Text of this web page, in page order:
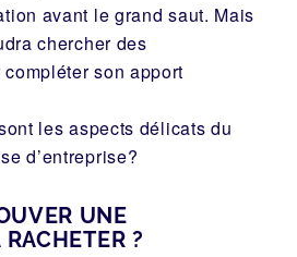
avant le grand saut. Mais
chercher des
son apport
les aspects délicats du
d’entreprise?
UNE
RACHETER ?